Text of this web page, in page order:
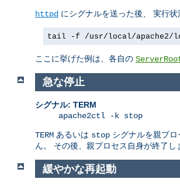
httpd にシグナルを送った後、 実行
tail -f /usr/local/apache2/
ここに挙げた例は、各自の
急な停止
シグナル: TERM
apache2ctl -k stop
TERM あるいは stop シグナルを親プ
ん。 その後、親プロセス自身が終了
緩やかな再起動